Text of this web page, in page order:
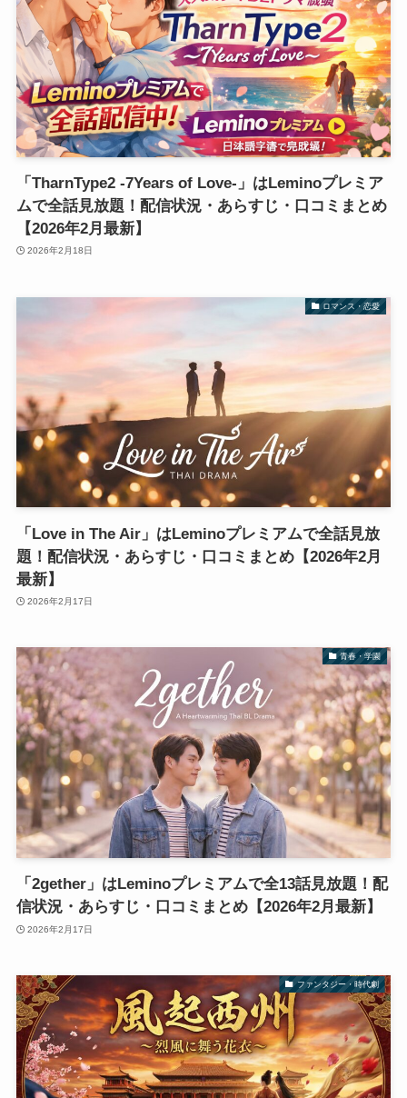
「TharnType2 -7Years of Love-」はLeminoプレミア
ムで全話見放題！配信状況・あらすじ・口コミまとめ
【2026年2月最新】
2026年2月18日
ロマンス・恋愛
「Love in The Air」はLeminoプレミアムで全話見放
題！配信状況・あらすじ・口コミまとめ【2026年2月
最新】
2026年2月17日
青春・学園
「2gether」はLeminoプレミアムで全13話見放題！配
信状況・あらすじ・口コミまとめ【2026年2月最新】
2026年2月17日
ファンタジー・時代劇